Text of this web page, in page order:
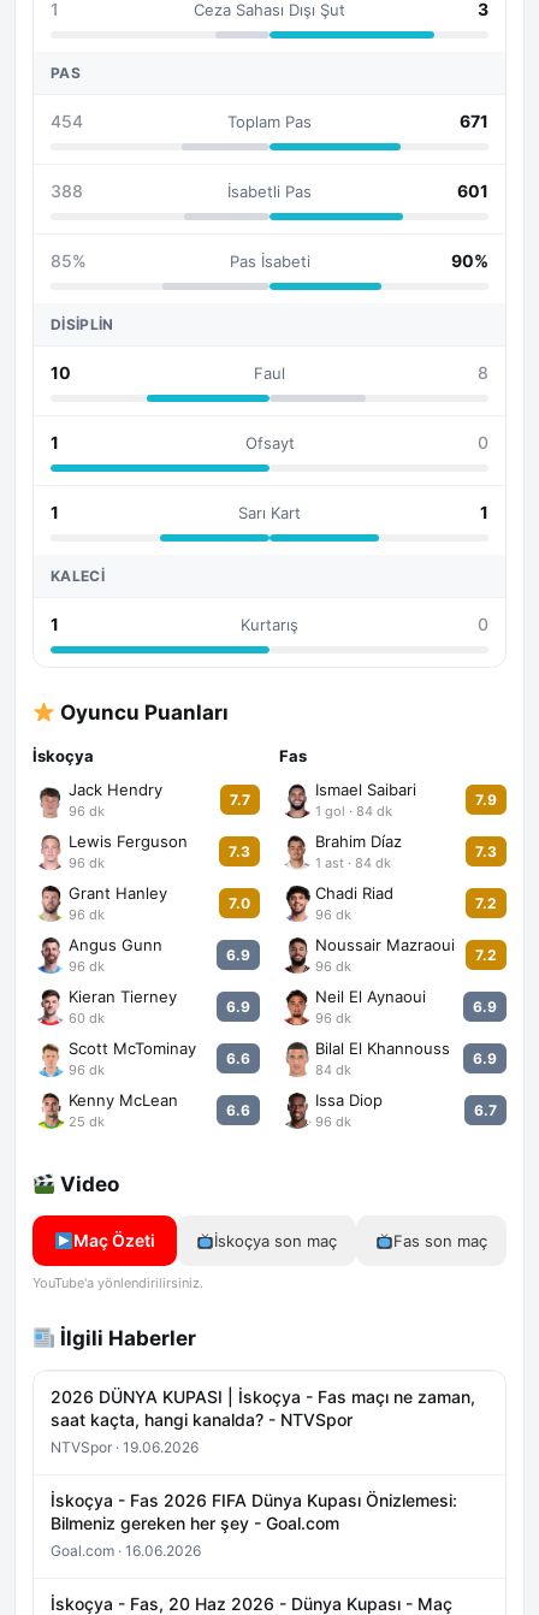
1 Ceza Sahası Dışı Şut 3
PAS
454 Toplam Pas 671
388 İsabetli Pas 601
85% Pas İsabeti 90%
DISIPLIN
10 Faul 8
1 Ofsayt 0
1 Sarı Kart 1
KALECI
1 Kurtarış 0
Oyuncu Puanları
İskoçya
Jack Hendry
96 dk
7.7
Lewis Ferguson
96 dk
7.3
Grant Hanley
96 dk
7.0
Angus Gunn
96 dk
6.9
Kieran Tierney
60 dk
6.9
Scott McTominay
96 dk
6.6
Kenny McLean
25 dk
6.6
Fas
Ismael Saibari
1 gol · 84 dk
7.9
Brahim Díaz
1 ast · 84 dk
7.3
Chadi Riad
96 dk
7.2
Noussair Mazraoui
96 dk
7.2
Neil El Aynaoui
96 dk
6.9
Bilal El Khannouss
84 dk
6.9
Issa Diop
96 dk
6.7
Video
Maç Özeti İskoçya son maç Fas son maç
YouTube'a yönlendirilirsiniz.
İlgili Haberler
2026 DÜNYA KUPASI | İskoçya - Fas maçı ne zaman,
saat kaçta, hangi kanalda? - NTVSpor
NTVSpor · 19.06.2026
İskoçya - Fas 2026 FIFA Dünya Kupası Önizlemesi:
Bilmeniz gereken her şey - Goal.com
Goal.com · 16.06.2026
İskoçya - Fas, 20 Haz 2026 - Dünya Kupası - Maç